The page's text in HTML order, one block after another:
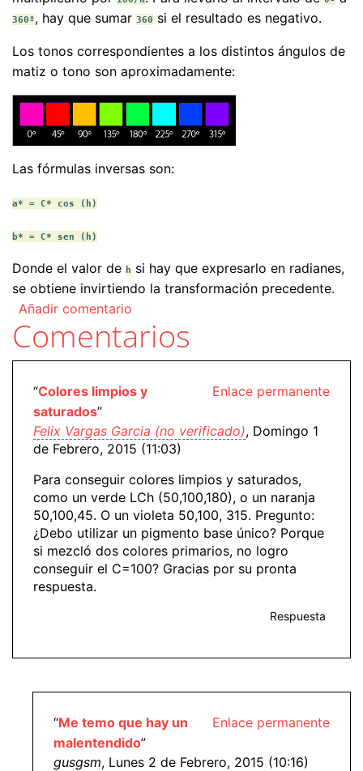
360º, hay que sumar 360 si el resultado es negativo.
Los tonos correspondientes a los distintos ángulos de
matiz o tono son aproximadamente:
Las fórmulas inversas son:
a* = C* cos (h)
b* = C* sen (h)
Donde el valor de h si hay que expresarlo en radianes,
se obtiene invirtiendo la transformación precedente.
Añadir comentario
Comentarios
Enlace permanente
“Colores limpios y
saturados”
Felix Vargas Garcia (no verificado), Domingo 1
de Febrero, 2015 (11:03)
Para conseguir colores limpios y saturados,
como un verde LCh (50,100,180), o un naranja
50,100,45. O un violeta 50,100, 315. Pregunto:
¿Debo utilizar un pigmento base único? Porque
si mezcló dos colores primarios, no logro
conseguir el C=100? Gracias por su pronta
respuesta.
Respuesta
Enlace permanente
“Me temo que hay un
malentendido”
gusgsm, Lunes 2 de Febrero, 2015 (10:16)